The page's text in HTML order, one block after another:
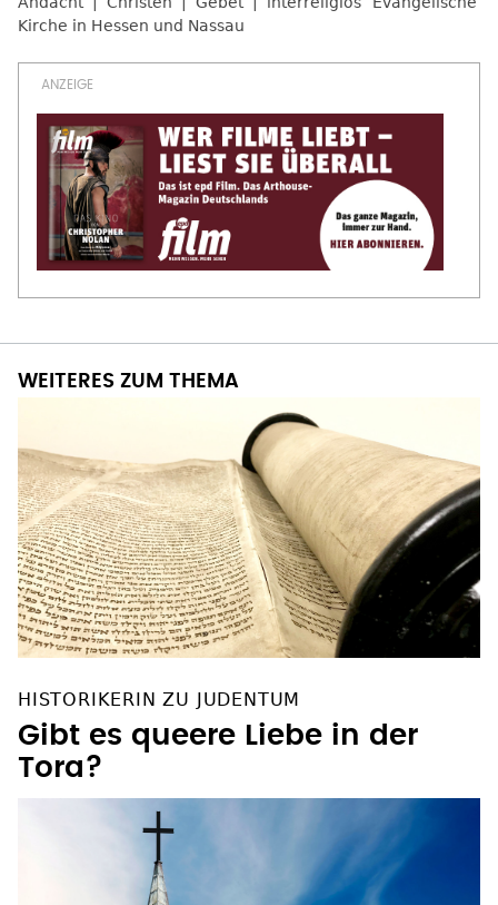
Kirche in Hessen und Nassau
WEITERES ZUM THEMA
HISTORIKERIN ZU JUDENTUM
Gibt es queere Liebe in der
Tora?